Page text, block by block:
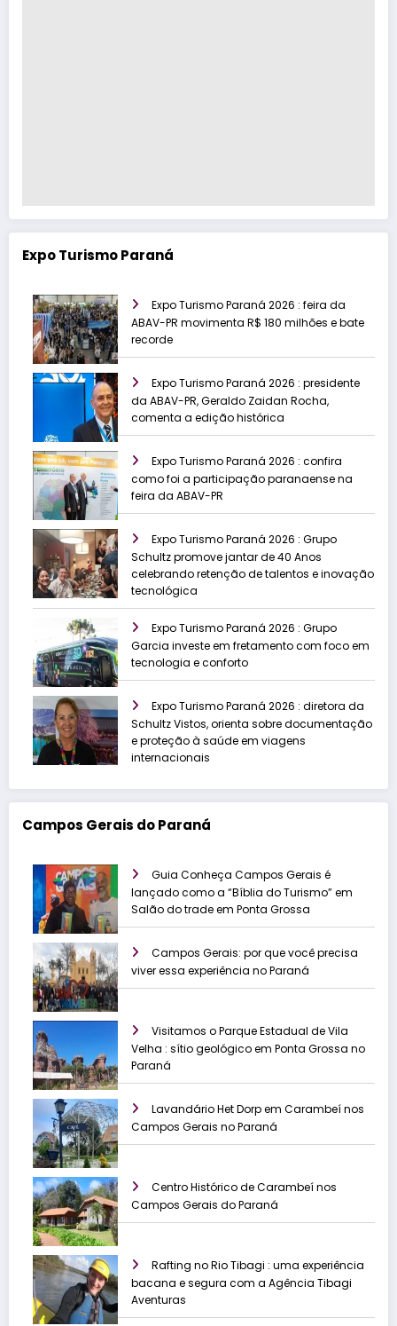
Expo Turismo Paraná
Expo Turismo Paraná 2026 : feira da
ABAV-PR movimenta R$ 180 milhões e bate
recorde
Expo Turismo Paraná 2026 : presidente
da ABAV-PR, Geraldo Zaidan Rocha,
comenta a edição histórica
Expo Turismo Paraná 2026 : confira
como foi a participação paranaense na
feira da ABAV-PR
Expo Turismo Paraná 2026 : Grupo
Schultz promove jantar de 40 Anos
celebrando retenção de talentos e inovação
tecnológica
Expo Turismo Paraná 2026 : Grupo
Garcia investe em fretamento com foco em
tecnologia e conforto
Expo Turismo Paraná 2026 : diretora da
Schultz Vistos, orienta sobre documentação
e proteção à saúde em viagens
internacionais
Campos Gerais do Paraná
Guia Conheça Campos Gerais é
lançado como a “Bíblia do Turismo” em
Salão do trade em Ponta Grossa
Campos Gerais: por que você precisa
viver essa experiência no Paraná
Visitamos o Parque Estadual de Vila
Velha : sítio geológico em Ponta Grossa no
Paraná
Lavandário Het Dorp em Carambeí nos
Campos Gerais no Paraná
Centro Histórico de Carambeí nos
Campos Gerais do Paraná
Rafting no Rio Tibagi : uma experiência
bacana e segura com a Agência Tibagi
Aventuras